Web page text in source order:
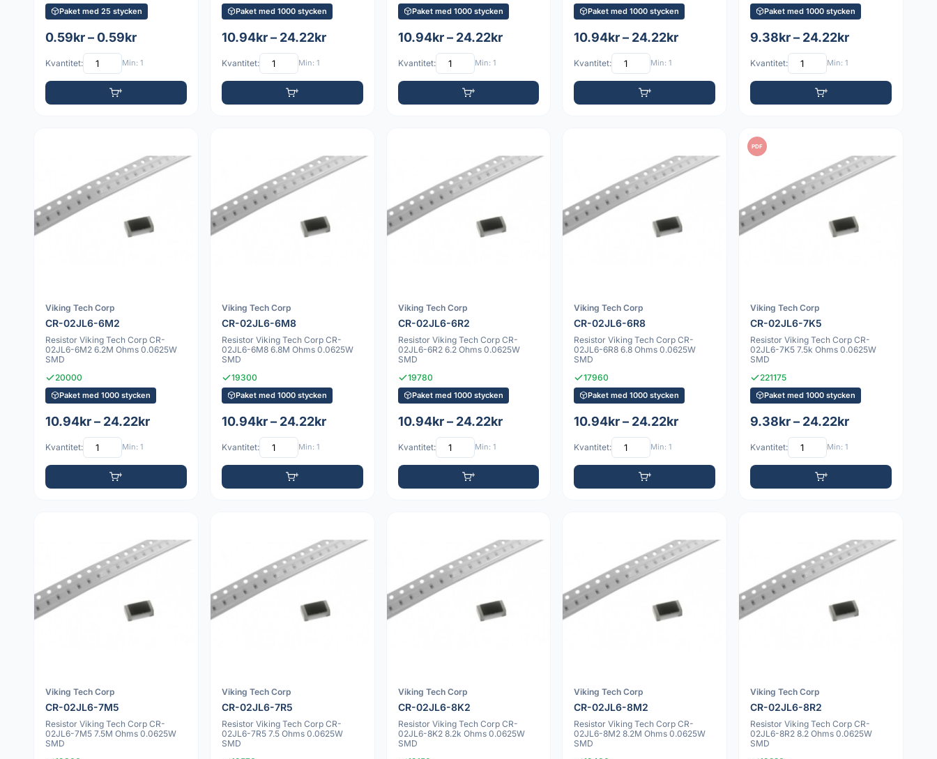
Paket med 25 stycken
0.59kr – 0.59kr
Kvantitet: Min: 1
Paket med 1000 stycken
10.94kr – 24.22kr
Kvantitet: Min: 1
Paket med 1000 stycken
10.94kr – 24.22kr
Kvantitet: Min: 1
Paket med 1000 stycken
10.94kr – 24.22kr
Kvantitet: Min: 1
Paket med 1000 stycken
9.38kr – 24.22kr
Kvantitet: Min: 1
Viking Tech Corp
CR-02JL6-6M2
Resistor Viking Tech Corp CR-
02JL6-6M2 6.2M Ohms 0.0625W
SMD
20000
Paket med 1000 stycken
10.94kr – 24.22kr
Kvantitet: Min: 1
Viking Tech Corp
CR-02JL6-6M8
Resistor Viking Tech Corp CR-
02JL6-6M8 6.8M Ohms 0.0625W
SMD
19300
Paket med 1000 stycken
10.94kr – 24.22kr
Kvantitet: Min: 1
Viking Tech Corp
CR-02JL6-6R2
Resistor Viking Tech Corp CR-
02JL6-6R2 6.2 Ohms 0.0625W
SMD
19780
Paket med 1000 stycken
10.94kr – 24.22kr
Kvantitet: Min: 1
Viking Tech Corp
CR-02JL6-6R8
Resistor Viking Tech Corp CR-
02JL6-6R8 6.8 Ohms 0.0625W
SMD
17960
Paket med 1000 stycken
10.94kr – 24.22kr
Kvantitet: Min: 1
PDF
Viking Tech Corp
CR-02JL6-7K5
Resistor Viking Tech Corp CR-
02JL6-7K5 7.5k Ohms 0.0625W
SMD
221175
Paket med 1000 stycken
9.38kr – 24.22kr
Kvantitet: Min: 1
Viking Tech Corp
CR-02JL6-7M5
Resistor Viking Tech Corp CR-
02JL6-7M5 7.5M Ohms 0.0625W
SMD
Viking Tech Corp
CR-02JL6-7R5
Resistor Viking Tech Corp CR-
02JL6-7R5 7.5 Ohms 0.0625W
SMD
Viking Tech Corp
CR-02JL6-8K2
Resistor Viking Tech Corp CR-
02JL6-8K2 8.2k Ohms 0.0625W
SMD
Viking Tech Corp
CR-02JL6-8M2
Resistor Viking Tech Corp CR-
02JL6-8M2 8.2M Ohms 0.0625W
SMD
Viking Tech Corp
CR-02JL6-8R2
Resistor Viking Tech Corp CR-
02JL6-8R2 8.2 Ohms 0.0625W
SMD